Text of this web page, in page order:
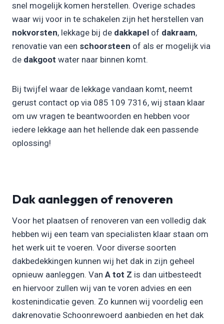
snel mogelijk komen herstellen. Overige schades
waar wij voor in te schakelen zijn het herstellen van
nokvorsten, lekkage bij de dakkapel of dakraam,
renovatie van een schoorsteen of als er mogelijk via
de dakgoot water naar binnen komt.
Bij twijfel waar de lekkage vandaan komt, neemt
gerust contact op via 085 109 7316, wij staan klaar
om uw vragen te beantwoorden en hebben voor
iedere lekkage aan het hellende dak een passende
oplossing!
Dak aanleggen of renoveren
Voor het plaatsen of renoveren van een volledig dak
hebben wij een team van specialisten klaar staan om
het werk uit te voeren. Voor diverse soorten
dakbedekkingen kunnen wij het dak in zijn geheel
opnieuw aanleggen. Van A tot Z is dan uitbesteedt
en hiervoor zullen wij van te voren advies en een
kostenindicatie geven. Zo kunnen wij voordelig een
dakrenovatie Schoonrewoerd aanbieden en het dak